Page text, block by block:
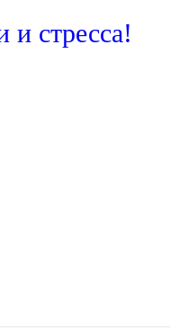
и стресса!